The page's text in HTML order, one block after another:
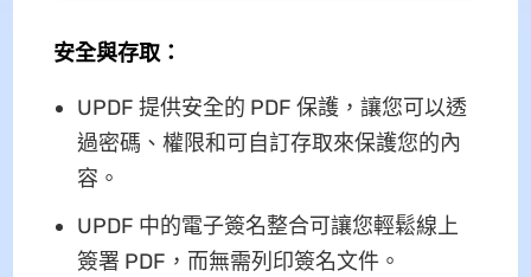
安全與存取：
UPDF 提供安全的 PDF 保護，讓您可以透
過密碼、權限和可自訂存取來保護您的內
容。
UPDF 中的電子簽名整合可讓您輕鬆線上
簽署 PDF，而無需列印簽名文件。